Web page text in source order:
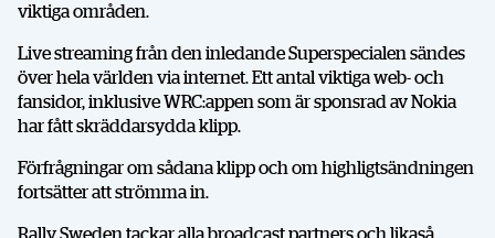
viktiga områden.
Live streaming från den inledande Superspecialen sändes
över hela världen via internet. Ett antal viktiga web- och
fansidor, inklusive WRC:appen som är sponsrad av Nokia
har fått skräddarsydda klipp.
Förfrågningar om sådana klipp och om highligtsändningen
fortsätter att strömma in.
Rally Sweden tackar alla broadcast partners och likaså